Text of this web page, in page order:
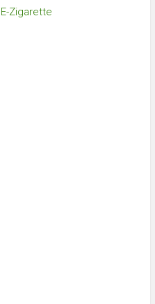
E-Zigarette